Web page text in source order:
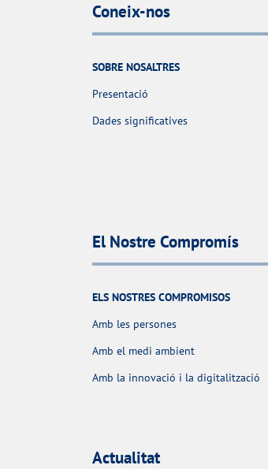
Coneix-nos
SOBRE NOSALTRES
Presentació
Dades significatives
El Nostre Compromís
ELS NOSTRES COMPROMISOS
Amb les persones
Amb el medi ambient
Amb la innovació i la digitalització
Actualitat